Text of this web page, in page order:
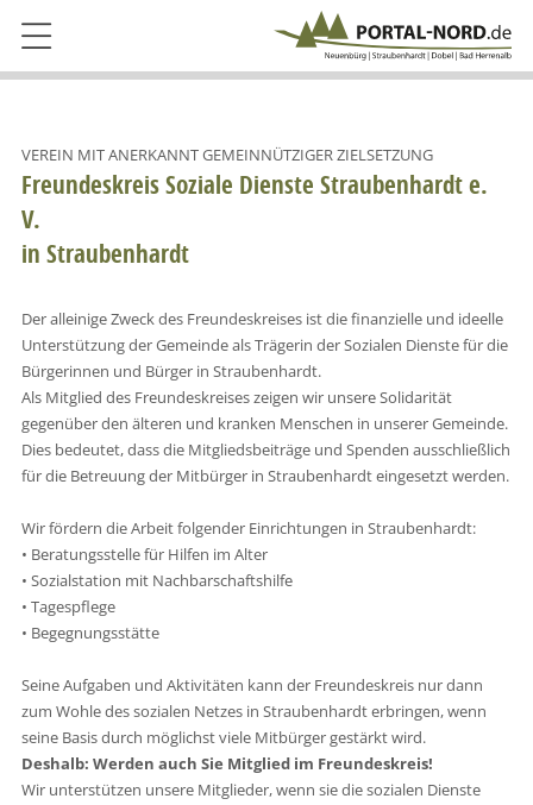
VEREIN MIT ANERKANNT GEMEINNÜTZIGER ZIELSETZUNG
Freundeskreis Soziale Dienste Straubenhardt e.
V.
in Straubenhardt
Der alleinige Zweck des Freundeskreises ist die finanzielle und ideelle
Unterstützung der Gemeinde als Trägerin der Sozialen Dienste für die
Bürgerinnen und Bürger in Straubenhardt.
Als Mitglied des Freundeskreises zeigen wir unsere Solidarität
gegenüber den älteren und kranken Menschen in unserer Gemeinde.
Dies bedeutet, dass die Mitgliedsbeiträge und Spenden ausschließlich
für die Betreuung der Mitbürger in Straubenhardt eingesetzt werden.
Wir fördern die Arbeit folgender Einrichtungen in Straubenhardt:
• Beratungsstelle für Hilfen im Alter
• Sozialstation mit Nachbarschaftshilfe
• Tagespflege
• Begegnungsstätte
Seine Aufgaben und Aktivitäten kann der Freundeskreis nur dann
zum Wohle des sozialen Netzes in Straubenhardt erbringen, wenn
seine Basis durch möglichst viele Mitbürger gestärkt wird.
Deshalb: Werden auch Sie Mitglied im Freundeskreis!
Wir unterstützen unsere Mitglieder, wenn sie die sozialen Dienste